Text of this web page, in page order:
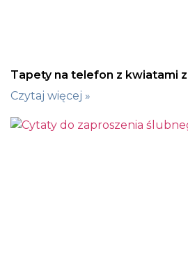
Tapety na telefon z kwiatami
Czytaj więcej »